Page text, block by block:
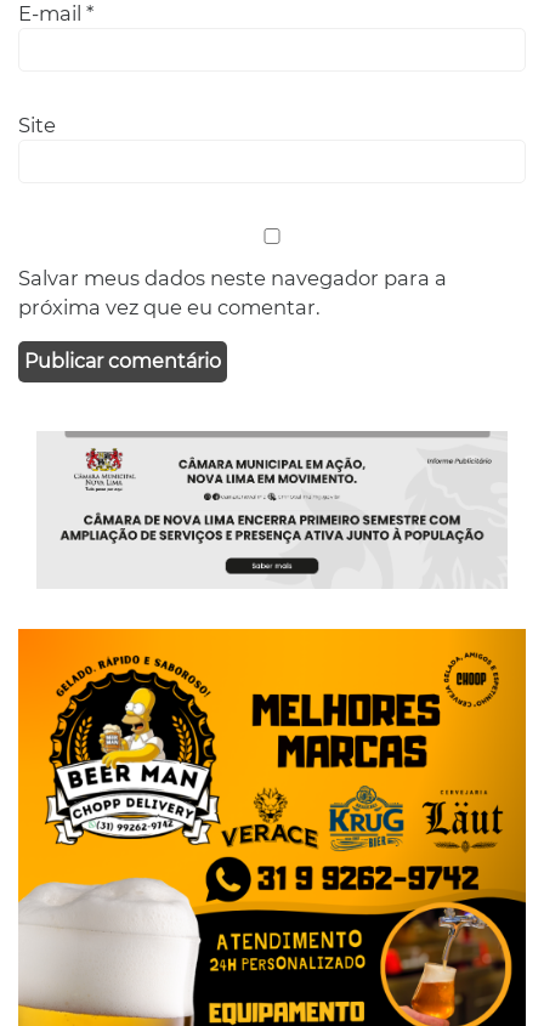
E-mail *
Site
Salvar meus dados neste navegador para a
próxima vez que eu comentar.